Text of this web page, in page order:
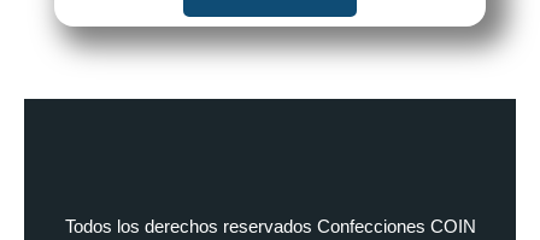
Todos los derechos reservados Confecciones COIN